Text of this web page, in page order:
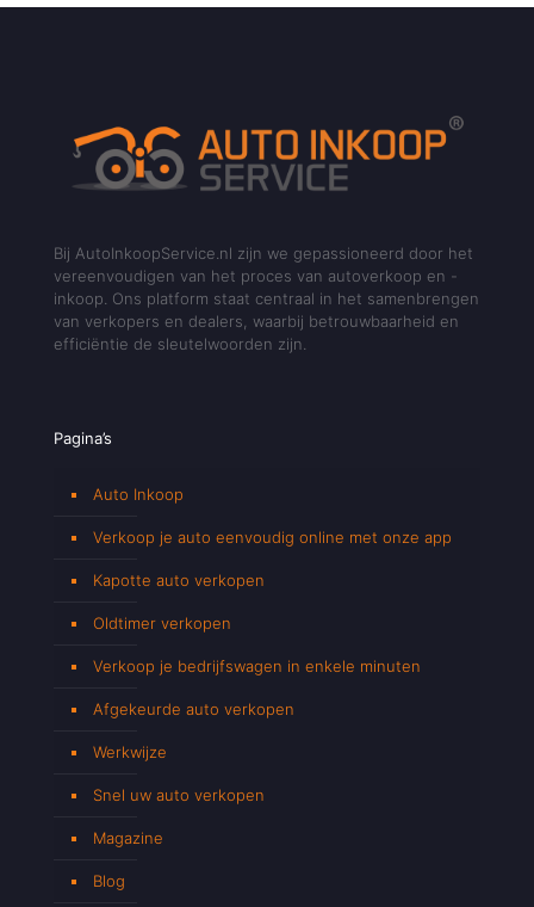
Bij AutoInkoopService.nl zijn we gepassioneerd door het
vereenvoudigen van het proces van autoverkoop en -
inkoop. Ons platform staat centraal in het samenbrengen
van verkopers en dealers, waarbij betrouwbaarheid en
efficiëntie de sleutelwoorden zijn.
Pagina’s
Auto Inkoop
Verkoop je auto eenvoudig online met onze app
Kapotte auto verkopen
Oldtimer verkopen
Verkoop je bedrijfswagen in enkele minuten
Afgekeurde auto verkopen
Werkwijze
Snel uw auto verkopen
Magazine
Blog